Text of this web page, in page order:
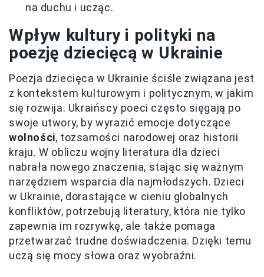
na duchu i ucząc.
Wpływ kultury i polityki na
poezję dziecięcą w Ukrainie
Poezja dziecięca w Ukrainie ściśle związana jest
z kontekstem kulturowym i politycznym, w jakim
się rozwija. Ukraińscy poeci często sięgają po
swoje utwory, by wyrazić emocje dotyczące
wolności, tożsamości narodowej oraz historii
kraju. W obliczu wojny literatura dla dzieci
nabrała nowego znaczenia, stając się ważnym
narzędziem wsparcia dla najmłodszych. Dzieci
w Ukrainie, dorastające w cieniu globalnych
konfliktów, potrzebują literatury, która nie tylko
zapewnia im rozrywkę, ale także pomaga
przetwarzać trudne doświadczenia. Dzięki temu
uczą się mocy słowa oraz wyobraźni.